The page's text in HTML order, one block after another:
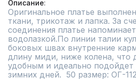
Описание
Оригинальное платье
ткани, трикотаж и лапка. За
соединения платье
водолазкой.По линии талии
боковых швах внутренние
длину миди, ниже колена, что
удобным и идеально подойдет
зимних дней.  50 размер: ОГ-